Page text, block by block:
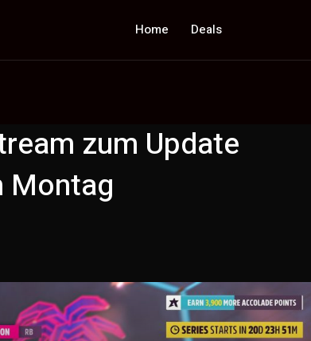
Home Deals
zum Update
Montag